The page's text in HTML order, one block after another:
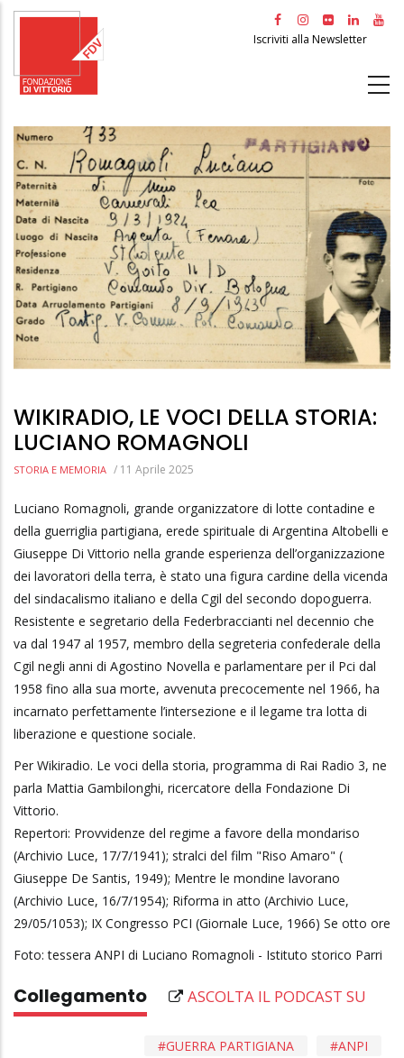
Salta
principale
Iscriviti alla Newsletter
WIKIRADIO, LE VOCI DELLA STORIA:
LUCIANO ROMAGNOLI
STORIA E MEMORIA / 11 Aprile 2025
Luciano Romagnoli, grande organizzatore di lotte contadine e
della guerriglia partigiana, erede spirituale di Argentina Altobelli e
Giuseppe Di Vittorio nella grande esperienza dell’organizzazione
dei lavoratori della terra, è stato una figura cardine della vicenda
del sindacalismo italiano e della Cgil del secondo dopoguerra.
Resistente e segretario della Federbraccianti nel decennio che
va dal 1947 al 1957, membro della segreteria confederale della
Cgil negli anni di Agostino Novella e parlamentare per il Pci dal
1958 fino alla sua morte, avvenuta precocemente nel 1966, ha
incarnato perfettamente l’intersezione e il legame tra lotta di
liberazione e questione sociale.
Per Wikiradio. Le voci della storia, programma di Rai Radio 3, ne
parla Mattia Gambilonghi, ricercatore della Fondazione Di
Vittorio.
Repertori: Provvidenze del regime a favore della mondariso
(Archivio Luce, 17/7/1941); stralci del film "Riso Amaro" (
Giuseppe De Santis, 1949); Mentre le mondine lavorano
(Archivio Luce, 16/7/1954); Riforma in atto (Archivio Luce,
29/05/1053); IX Congresso PCI (Giornale Luce, 1966) Se otto ore
Foto: tessera ANPI di Luciano Romagnoli - Istituto storico Parri
Collegamento ASCOLTA IL PODCAST SU
ANPI
GUERRA PARTIGIANA